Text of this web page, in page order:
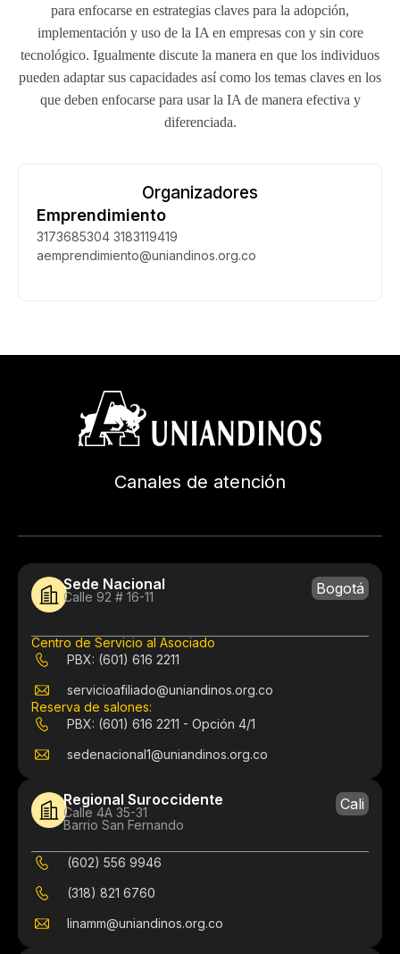
para enfocarse en estrategias claves para la adopción,
implementación y uso de la IA en empresas con y sin core
tecnológico. Igualmente discute la manera en que los individuos
pueden adaptar sus capacidades así como los temas claves en los
que deben enfocarse para usar la IA de manera efectiva y
diferenciada.
Organizadores
Emprendimiento
3173685304 3183119419
aemprendimiento@uniandinos.org.co
Canales de atención
Sede Nacional
Calle 92 # 16-11 Bogotá
Centro de Servicio al Asociado
PBX: (601) 616 2211
servicioafiliado@uniandinos.org.co
Reserva de salones:
PBX: (601) 616 2211 - Opción 4/1
sedenacional1@uniandinos.org.co
Regional Suroccidente
Calle 4A 35-31
Barrio San Fernando
Cali
(602) 556 9946
(318) 821 6760
linamm@uniandinos.org.co